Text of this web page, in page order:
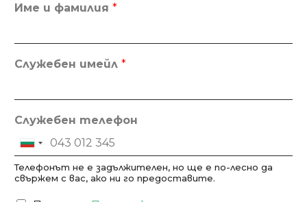
Име и фамилия *
Служебен имейл *
Служебен телефон
Bulgaria +359
Телефонът не е задължителен, но ще е по-лесно да
свържем с вас, ако ни го предоставите.